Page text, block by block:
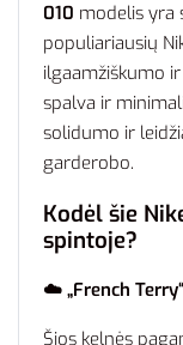
010 modelis yra
populiariausių
ilgaamžiškumo
spalva ir
solidumo ir
garderobo.
Kodėl šie
spintoje?
☁️ „French
Šios kelnės